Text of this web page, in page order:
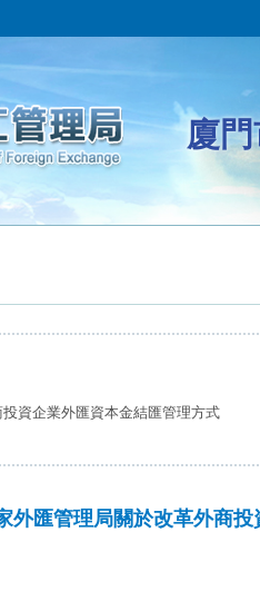
廈
資企業外匯資本金結匯管理方式
外匯管理局關於改革外商